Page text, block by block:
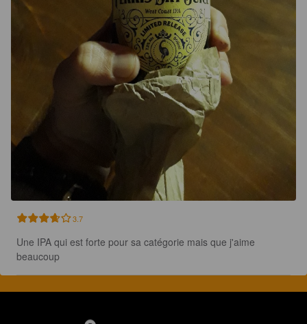
3.7
Une IPA qui est forte pour sa catégorie mais que j'aime
beaucoup